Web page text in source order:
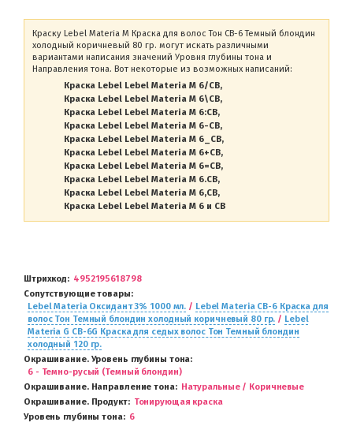
Краску Lebel Materia M Краска для волос Тон CB-6 Темный блондин
холодный коричневый 80 гр. могут искать различными
вариантами написания значений Уровня глубины тона и
Направления тона. Вот некоторые из возможных написаний:
Краска Lebel Lebel Materia M 6/CB
Краска Lebel Lebel Materia M 6\CB
Краска Lebel Lebel Materia M 6:CB
Краска Lebel Lebel Materia M 6-CB
Краска Lebel Lebel Materia M 6_CB
Краска Lebel Lebel Materia M 6+CB
Краска Lebel Lebel Materia M 6=CB
Краска Lebel Lebel Materia M 6.CB
Краска Lebel Lebel Materia M 6,CB
Краска Lebel Lebel Materia M 6 и CB
Штрихкод
4952195618798
Сопутствующие товары
Lebel Materia Оксидант 3% 1000 мл. / Lebel Materia CB-6 Краска для
волос Тон Темный блондин холодный коричневый 80 гр. / Lebel
Materia G CB-6G Краска для седых волос Тон Темный блондин
холодный 120 гр.
Окрашивание. Уровень глубины тона
6 - Темно-русый (Темный блондин)
Окрашивание. Направление тона
Натуральные / Коричневые
Окрашивание. Продукт
Тонирующая краска
Уровень глубины тона
6